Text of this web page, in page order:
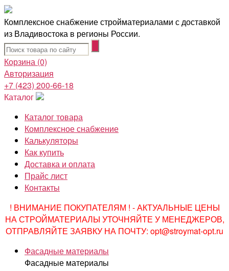
Комплексное снабжение стройматериалами с доставкой
из Владивостока в регионы России.
Корзина (0)
Авторизация
+7 (423) 200-66-18
Каталог
Каталог товара
Комплексное снабжение
Калькуляторы
Как купить
Доставка и оплата
Прайс лист
Контакты
! ВНИМАНИЕ ПОКУПАТЕЛЯМ ! - АКТУАЛЬНЫЕ ЦЕНЫ
НА СТРОЙМАТЕРИАЛЫ УТОЧНЯЙТЕ У МЕНЕДЖЕРОВ,
ОТПРАВЛЯЙТЕ ЗАЯВКУ НА ПОЧТУ: opt@stroymat-opt.ru
Фасадные материалы
Фасадные материалы